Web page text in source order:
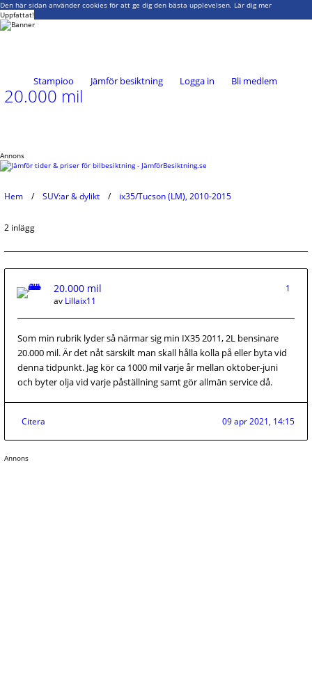
Den här sidan använder cookies för att ge dig den bästa upplevelsen. Lär dig mer
Uppfattat!
Stampioo Jämför besiktning Logga in Bli medlem
20.000 mil
Annons
Hem SUV:ar & dylikt ix35/Tucson (LM), 2010-2015
2 inlägg
20.000 mil
1
av Lillaix11
Som min rubrik lyder så närmar sig min IX35 2011, 2L bensinare
20.000 mil. Är det nåt särskilt man skall hålla kolla på eller byta vid
denna tidpunkt. Jag kör ca 1000 mil varje år mellan oktober-juni
och byter olja vid varje påställning samt gör allmän service då.
Citera 09 apr 2021, 14:15
Annons